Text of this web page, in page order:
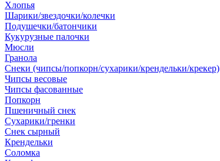
Хлопья
Шарики/звездочки/колечки
Подушечки/батончики
Кукурузные палочки
Мюсли
Гранола
Снеки (чипсы/попкорн/сухарики/крендельки/крекер)
Чипсы весовые
Чипсы фасованные
Попкорн
Пшеничный снек
Сухарики/гренки
Снек сырный
Крендельки
Соломка